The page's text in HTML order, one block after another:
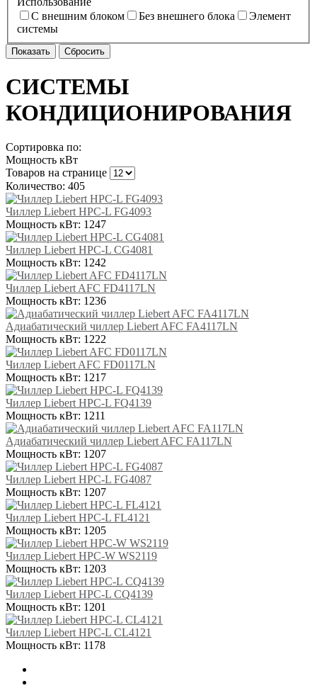
С внешним блоком
Без внешнего блока
Элемент
системы
СИСТЕМЫ
КОНДИЦИОНИРОВАНИЯ
Сортировка по:
Мощность кВт
Товаров на странице
Количество: 405
Чиллер Liebert HPC-L FG4093
Мощность кВт: 1247
Чиллер Liebert HPC-L CG4081
Мощность кВт: 1242
Чиллер Liebert AFC FD4117LN
Мощность кВт: 1236
Адиабатический чиллер Liebert AFC FA4117LN
Мощность кВт: 1222
Чиллер Liebert AFC FD0117LN
Мощность кВт: 1217
Чиллер Liebert HPC-L FQ4139
Мощность кВт: 1211
Адиабатический чиллер Liebert AFC FA117LN
Мощность кВт: 1207
Чиллер Liebert HPC-L FG4087
Мощность кВт: 1207
Чиллер Liebert HPC-L FL4121
Мощность кВт: 1205
Чиллер Liebert HPC-W WS2119
Мощность кВт: 1203
Чиллер Liebert HPC-L CQ4139
Мощность кВт: 1201
Чиллер Liebert HPC-L CL4121
Мощность кВт: 1178